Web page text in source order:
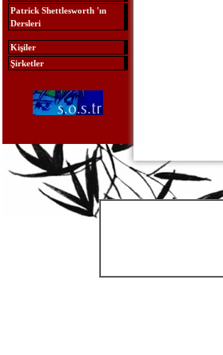
Patrick Shettlesworth 'ın
Dersleri
Kişiler
Şirketler